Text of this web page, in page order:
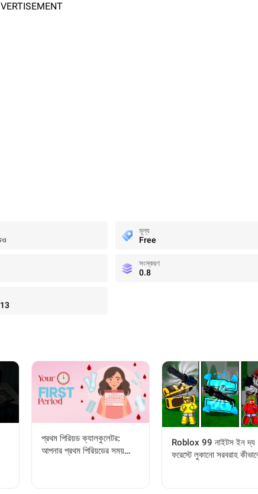
মূল্য
Free
সংস্করণ
0.8
প্রথম পিরিয়ড ক্যালকুলেটর:
আপনার প্রথম পিরিয়ডের সময়
Roblox 99 নাইটস ইন দ্য
ফরেস্টে লুকানো সরবরাহ